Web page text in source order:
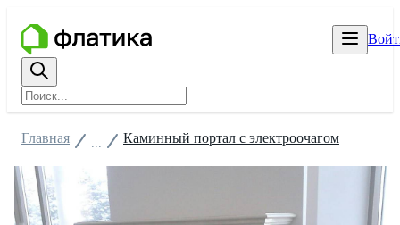
Главная Каминный портал с электроочагом